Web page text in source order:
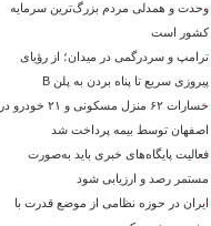
وحدت و همدلی مردم بزرگ‌ترین سرمایه
کشور است
ترامپ و سردرگمی در میدان؛ از رؤیای
پیروزی سریع تا پناه بردن به پلن B
خسارات ۶۲ منزل مسکونی و ۲۱ خودرو در
اصفهان توسط بیمه پرداخت شد
فعالیت پایگاه‌های خبری باید به‌صورت
مستمر رصد و ارزیابی شود
ایران در حوزه نظامی از موضع قدرت با